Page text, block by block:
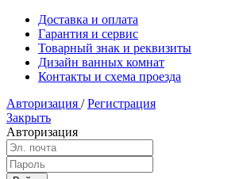
Доставка и оплата
Гарантия и сервис
Товарный знак и реквизиты
Дизайн ванных комнат
Контакты и схема проезда
Авторизация / Регистрация
Закрыть
Авторизация